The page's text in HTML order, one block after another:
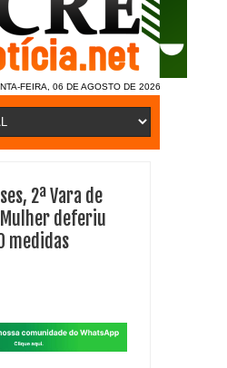
FEIRA, 06 DE AGOSTO DE 2026
2ª Vara de
deferiu
medidas